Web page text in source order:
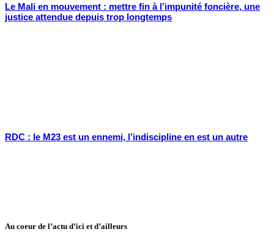
Le Mali en mouvement : mettre fin à l’impunité foncière, une
justice attendue depuis trop longtemps
RDC : le M23 est un ennemi, l’indiscipline en est un autre
Au coeur de l’actu d’ici et d’ailleurs